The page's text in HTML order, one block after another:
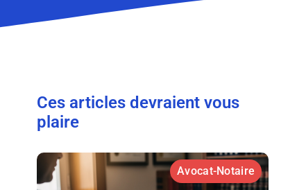
Ces articles devraient vous
plaire
Avocat-Notaire